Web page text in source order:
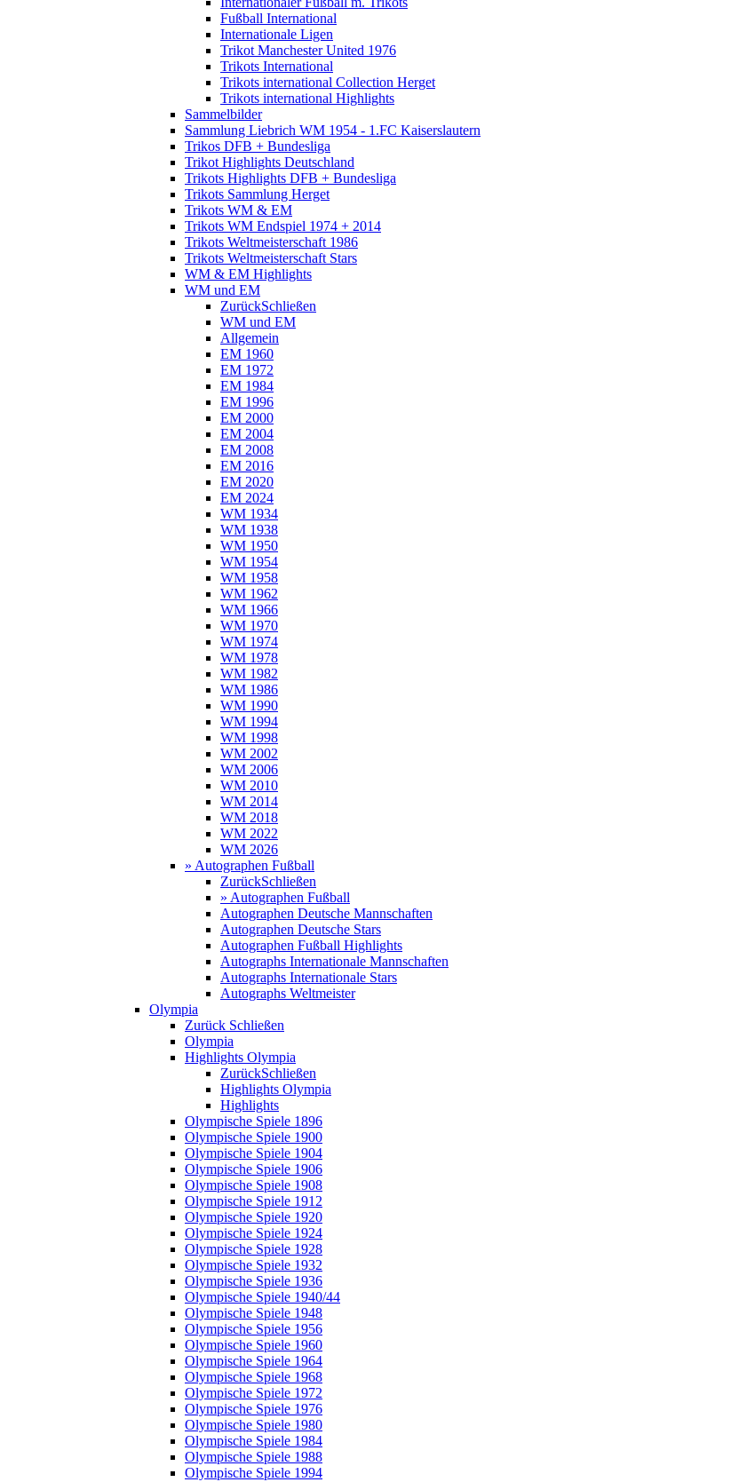
Fußball International
Internationale Ligen
Trikot Manchester United 1976
Trikots International
Trikots international Collection Herget
Trikots international Highlights
Sammelbilder
Sammlung Liebrich WM 1954 - 1.FC Kaiserslautern
Trikos DFB + Bundesliga
Trikot Highlights Deutschland
Trikots Highlights DFB + Bundesliga
Trikots Sammlung Herget
Trikots WM & EM
Trikots WM Endspiel 1974 + 2014
Trikots Weltmeisterschaft 1986
Trikots Weltmeisterschaft Stars
WM & EM Highlights
WM und EM
ZurückSchließen
WM und EM
Allgemein
EM 1960
EM 1972
EM 1984
EM 1996
EM 2000
EM 2004
EM 2008
EM 2016
EM 2020
EM 2024
WM 1934
WM 1938
WM 1950
WM 1954
WM 1958
WM 1962
WM 1966
WM 1970
WM 1974
WM 1978
WM 1982
WM 1986
WM 1990
WM 1994
WM 1998
WM 2002
WM 2006
WM 2010
WM 2014
WM 2018
WM 2022
WM 2026
» Autographen Fußball
ZurückSchließen
» Autographen Fußball
Autographen Deutsche Mannschaften
Autographen Deutsche Stars
Autographen Fußball Highlights
Autographs Internationale Mannschaften
Autographs Internationale Stars
Autographs Weltmeister
Olympia
Zurück Schließen
Olympia
Highlights Olympia
ZurückSchließen
Highlights Olympia
Highlights
Olympische Spiele 1896
Olympische Spiele 1900
Olympische Spiele 1904
Olympische Spiele 1906
Olympische Spiele 1908
Olympische Spiele 1912
Olympische Spiele 1920
Olympische Spiele 1924
Olympische Spiele 1928
Olympische Spiele 1932
Olympische Spiele 1936
Olympische Spiele 1940/44
Olympische Spiele 1948
Olympische Spiele 1956
Olympische Spiele 1960
Olympische Spiele 1964
Olympische Spiele 1968
Olympische Spiele 1972
Olympische Spiele 1976
Olympische Spiele 1980
Olympische Spiele 1984
Olympische Spiele 1988
Olympische Spiele 1994